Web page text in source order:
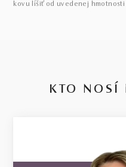
kovu líšiť od uvedenej hmotnosti
KTO NOSÍ